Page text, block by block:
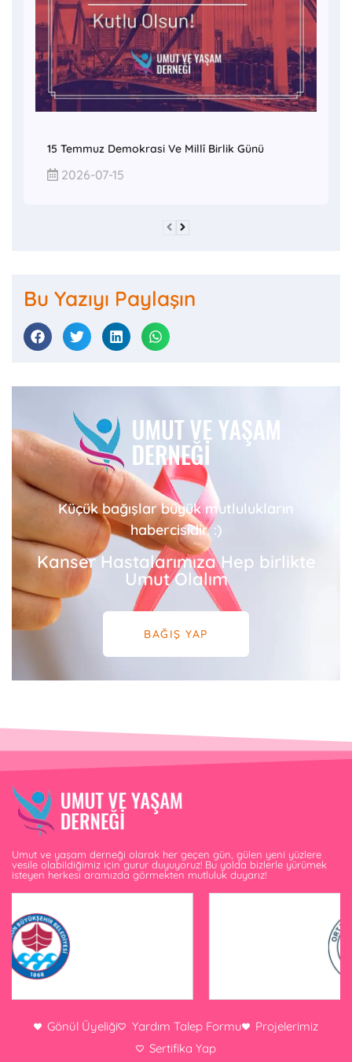
15 Temmuz Demokrasi Ve Millî Birlik Günü
2026-07-15
Bu Yazıyı Paylaşın
Küçük bağışlar büyük mutlulukların
habercisidir. :)
Kanser Hastalarımıza Hep birlikte
Umut Olalım
BAĞIŞ YAP
Umut ve yaşam derneği olarak her geçen gün, gülen yeni yüzlere
vesile olabildiğimiz için gurur duyuyoruz! Bu yolda bizlerle yürümek
isteyen herkesi aramızda görmekten mutluluk duyarız!
Gönül Üyeliği Yardım Talep Formu
Projelerimiz
Sertifika Yap